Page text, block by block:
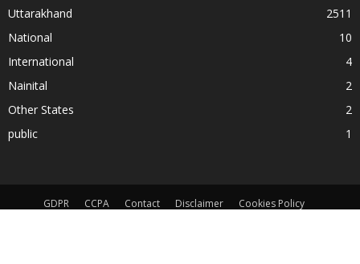
Uttarakhand
2511
National
10
International
4
Nainital
2
Other States
2
public
1
GDPR CCPA Contact Disclaimer
Cookies Policy